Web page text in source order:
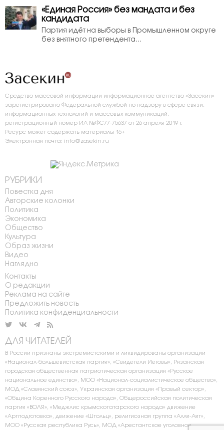
«Единая Россия» без мандата и без
кандидата
Партия идёт на выборы в Промышленном округе
без внятного претендента...
Средство массовой информации информационное агентство «Засекин»
зарегистрировано Федеральной службой по надзору в сфере связи,
информационных технологий и массовых коммуникаций,
регистрационный номер ИА №ФС77-75637 от 26 апреля 2019 г.
Ресурс может содержать материалы 16+
Электронная почта: info@zasekin.ru
РУБРИКИ
Повестка дня
Авторские колонки
Политика
Экономика
Общество
Культура
Образ жизни
Видео
Наглядно
Контакты
О редакции
Реклама на сайте
Предложить новость
Политика конфиденциальности
ДЛЯ ЧИТАТЕЛЕЙ
В России признаны экстремистскими и ликвидированы организации
«Национал-большевистская партия», «Свидетели Иеговы», Рязанская
городская общественная патриотическая организация «Русское
национальное единство», МОО «Национал-социалистическое общество»,
МОД «Славянский союз», Украинская организация «Правый сектор»,
«Община Коренного Русского народа», Общероссийская политическая
партия «ВОЛЯ», «Меджлис крымскотатарского народа» движение
«Артподготовка», движение «Штольц», религиозная группа «Алля-Аят»,
МОО «Русская республика Русь», МОД «Арестантское уголовное